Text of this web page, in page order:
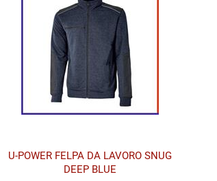
U-POWER FELPA DA LAVORO SNUG
DEEP BLUE